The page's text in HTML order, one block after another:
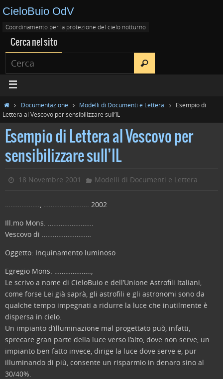
CieloBuio OdV
Coordinamento per la protezione del cielo notturno
Cerca nel sito
Documentazione Modelli di Documenti e Lettera
Esempio di
Lettera al Vescovo per sensibilizzare sull’IL
Esempio di Lettera al Vescovo per
sensibilizzare sull’IL
18 Novembre 2001 Modelli di Documenti e Lettera
………………., ……………………. 2002
Ill.mo Mons. …………………….
Vescovo di ………………………
Oggetto: Inquinamento luminoso
Egregio Mons. ………………..,
Le scrivo a nome di CieloBuio e dell’Unione Astrofili Italiani,
come forse Lei già saprà, gli astrofili e gli astronomi sono da
qualche tempo impegnati a ridurre la luce che inutilmente è
dispersa in cielo.
Un impianto d’illuminazione mal progettato può, infatti,
sprecare gran parte della luce verso l’alto, dove non serve, un
impianto ben fatto invece, dirige la luce dove serve e, pur
illuminando di più, consente un risparmio in denaro sino al
30/40%.